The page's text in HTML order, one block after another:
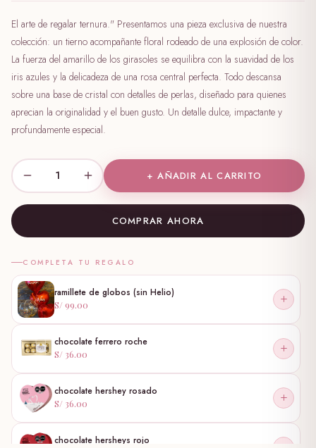
El arte de regalar ternura." Presentamos una pieza exclusiva de nuestra
colección: un tierno acompañante floral rodeado de una explosión de color.
La fuerza del amarillo de los girasoles se equilibra con la suavidad de los
iris azules y la delicadeza de una rosa central perfecta. Todo descansa
sobre una base de cristal con detalles de perlas, diseñado para quienes
aprecian la originalidad y el buen gusto. Un detalle dulce, impactante y
profundamente especial.
1 + AÑADIR AL CARRITO
COMPRAR AHORA
COMPLETA TU REGALO
ramillete de globos (sin Helio)
S/ 99.00
chocolate ferrero roche
S/ 36.00
chocolate hershey rosado
S/ 36.00
chocolate hersheys rojo